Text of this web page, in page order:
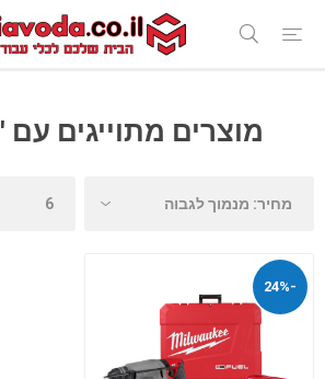
מוצרים מתוייגים עם '6 אמפר'
-24%